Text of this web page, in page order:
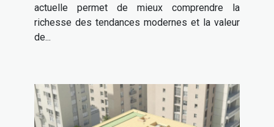
actuelle permet de mieux comprendre la
richesse des tendances modernes et la valeur
de...